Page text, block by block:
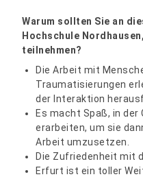
Warum sollten Sie an
Hochschule
teilnehmen?
Die Arbeit mit
Traumatisierungen
der Interaktion
Es macht Spaß, in der
erarbeiten, um sie
Arbeit umzusetzen.
Die Zufriedenheit mit
Erfurt ist ein toller